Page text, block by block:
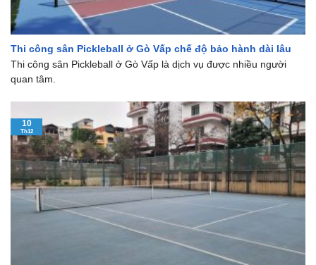
Thi công sân Pickleball ở Gò Vấp chế độ bảo hành dài lâu
Thi công sân Pickleball ở Gò Vấp là dịch vụ được nhiều người
quan tâm.
10
Th12